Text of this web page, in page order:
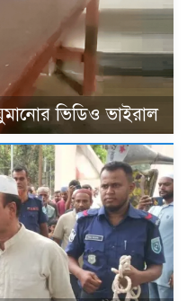
ভিডিও ভাইরাল